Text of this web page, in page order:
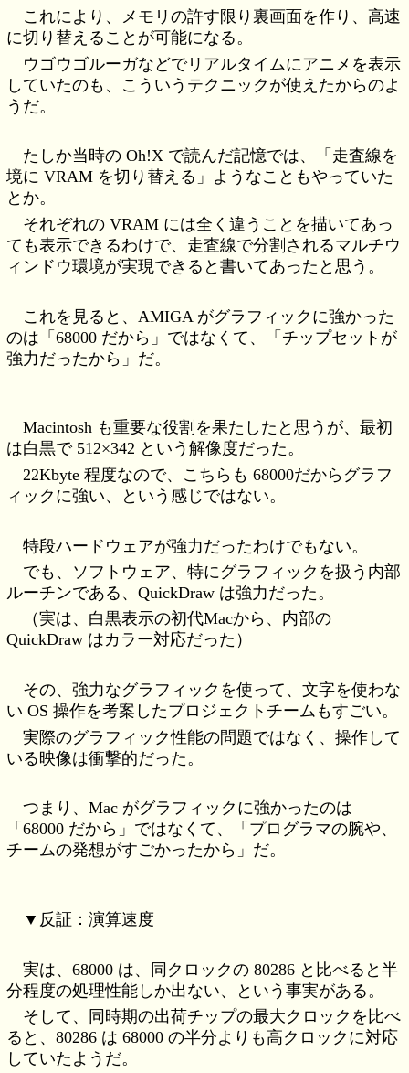
これにより、メモリの許す限り裏画面を作り、高速
に切り替えることが可能になる。
ウゴウゴルーガなどでリアルタイムにアニメを表示
していたのも、こういうテクニックが使えたからのよ
うだ。
たしか当時の Oh!X で読んだ記憶では、「走査線を
境に VRAM を切り替える」ようなこともやっていた
とか。
それぞれの VRAM には全く違うことを描いてあっ
ても表示できるわけで、走査線で分割されるマルチウ
ィンドウ環境が実現できると書いてあったと思う。
これを見ると、AMIGA がグラフィックに強かった
のは「68000 だから」ではなくて、「チップセットが
強力だったから」だ。
Macintosh も重要な役割を果たしたと思うが、最初
は白黒で 512×342 という解像度だった。
22Kbyte 程度なので、こちらも 68000だからグラフ
ィックに強い、という感じではない。
特段ハードウェアが強力だったわけでもない。
でも、ソフトウェア、特にグラフィックを扱う内部
ルーチンである、QuickDraw は強力だった。
（実は、白黒表示の初代Macから、内部の
QuickDraw はカラー対応だった）
その、強力なグラフィックを使って、文字を使わな
い OS 操作を考案したプロジェクトチームもすごい。
実際のグラフィック性能の問題ではなく、操作して
いる映像は衝撃的だった。
つまり、Mac がグラフィックに強かったのは
「68000 だから」ではなくて、「プログラマの腕や、
チームの発想がすごかったから」だ。
▼反証：演算速度
実は、68000 は、同クロックの 80286 と比べると半
分程度の処理性能しか出ない、という事実がある。
そして、同時期の出荷チップの最大クロックを比べ
ると、80286 は 68000 の半分よりも高クロックに対応
していたようだ。